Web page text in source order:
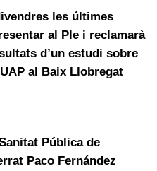
les últimes
al Ple i reclamarà
d’un estudi sobre
al Baix Llobregat
Pública de
Paco Fernández